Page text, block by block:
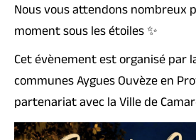
Nous vous attendons nombreux
moment sous les étoiles ✨
Cet évènement est organisé par
communes Aygues Ouvèze en
partenariat avec la Ville de